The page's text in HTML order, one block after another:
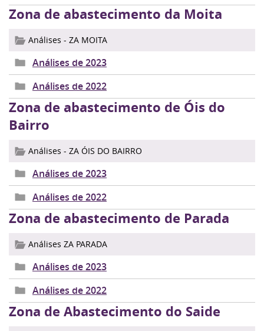
Zona de abastecimento da Moita
Análises - ZA MOITA
Análises de 2023
Análises de 2022
Zona de abastecimento de Óis do
Bairro
Análises - ZA ÓIS DO BAIRRO
Análises de 2023
Análises de 2022
Zona de abastecimento de Parada
Análises ZA PARADA
Análises de 2023
Análises de 2022
Zona de Abastecimento do Saide